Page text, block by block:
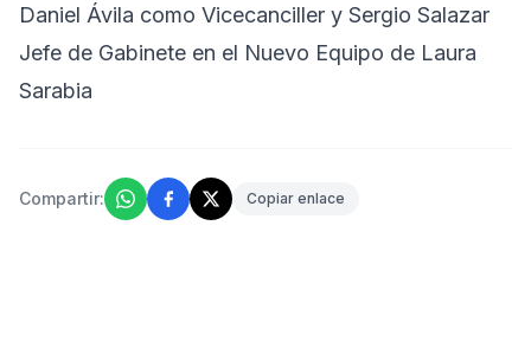
Daniel Ávila como Vicecanciller y Sergio Salazar
Jefe de Gabinete en el Nuevo Equipo de Laura
Sarabia
Compartir: Copiar enlace